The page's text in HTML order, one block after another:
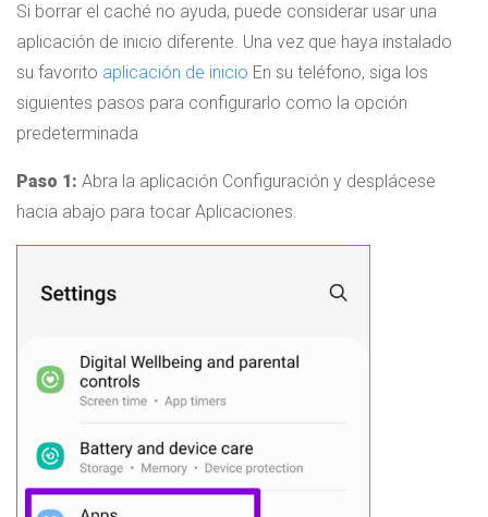
Si borrar el caché no ayuda, puede considerar usar una
aplicación de inicio diferente. Una vez que haya instalado
su favorito aplicación de inicio En su teléfono, siga los
siguientes pasos para configurarlo como la opción
predeterminada
Paso 1: Abra la aplicación Configuración y desplácese
hacia abajo para tocar Aplicaciones.